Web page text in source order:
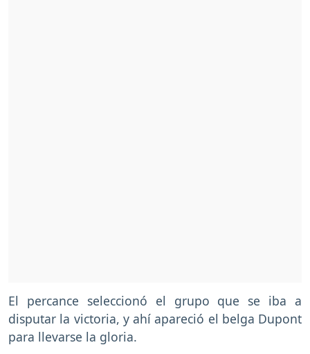
El percance seleccionó el grupo que se iba a
disputar la victoria, y ahí apareció el belga Dupont
para llevarse la gloria.